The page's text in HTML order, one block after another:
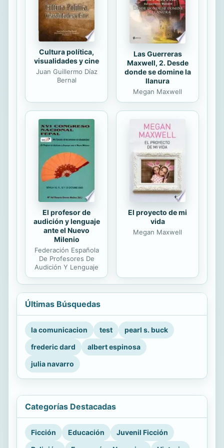
noche se convirtió en best seller en
Europa y Estados...
Cultura política,
visualidades y cine
Juan Guillermo Díaz
Bernal
Las Guerreras
Maxwell, 2. Desde
donde se domine la
llanura
Megan Maxwell
El profesor de
audición y lenguaje
ante el Nuevo
Milenio
Federación Española
De Profesores De
Audición Y Lenguaje
El proyecto de mi
vida
Megan Maxwell
Últimas Búsquedas
la comunicacion test
pearl s. buck
frederic dard
albert espinosa
julia navarro
Categorías Destacadas
Ficción Educación
Juvenil Ficción